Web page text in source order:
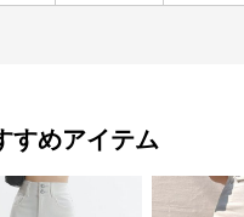
すめアイテム